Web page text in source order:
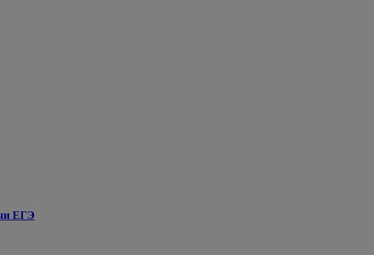
ЕГЭ